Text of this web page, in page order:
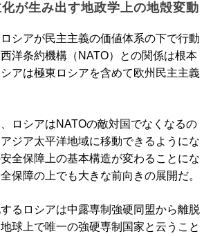
が生み出す地政学上の地殻変動
シアが民主主義の価値体系の下で行動
洋条約機構（NATO）との関係は根本
アは極東ロシアを含めて欧州民主主義
ロシアはNATOの敵対国でなくなるの
ジア太平洋地域に移動できるようにな
全保障上の基本構造が変わることにな
保障の上でも大きな前向きの展開だ。
るロシアは中露専制強硬同盟から離脱
球上で唯一の強硬専制国家と云うこと